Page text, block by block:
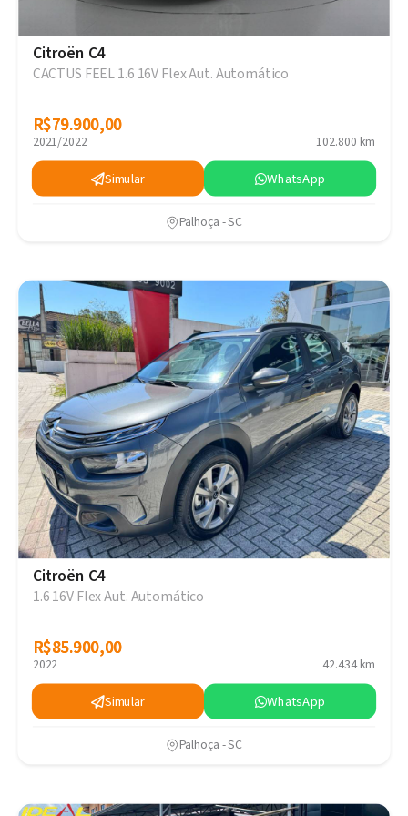
Citroën C4
CACTUS FEEL 1.6 16V Flex Aut. Automático
R$79.900,00
R$79.900,00
2021/2022 102.800 km
Simular WhatsApp
Palhoça - SC
Citroën C4
1.6 16V Flex Aut. Automático
R$85.900,00
R$85.900,00
2022 42.434 km
Simular WhatsApp
Palhoça - SC